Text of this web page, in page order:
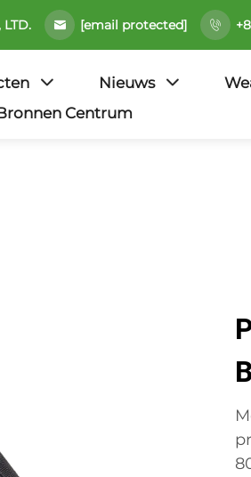
LTD. [email protected]
Nieuws
Centrum